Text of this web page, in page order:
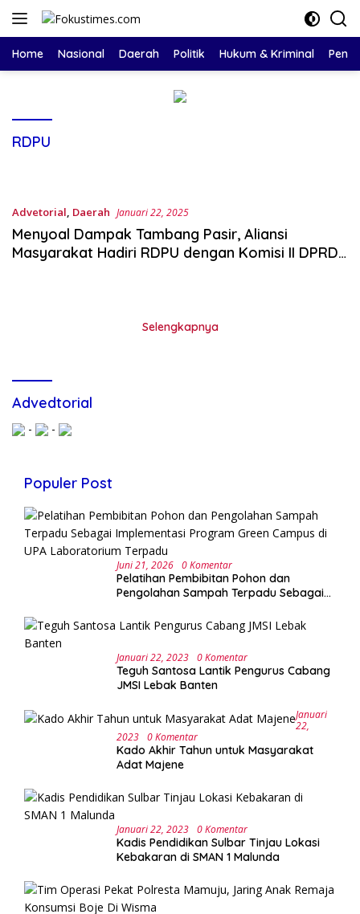
Langsung
Home Nasional Daerah Politik Hukum & Kriminal
RDPU
Advetorial, Daerah Januari 22, 2025
Menyoal Dampak Tambang Pasir, Aliansi
Masyarakat Hadiri RDPU dengan Komisi II DPRD
Selengkapnya
Advedtorial
- -
Populer Post
Juni 21, 2026 0 Komentar
Pelatihan Pembibitan Pohon dan
Pengolahan Sampah Terpadu Sebagai
UPA Laboratorium Terpadu
Januari 22, 2023 0 Komentar
Teguh Santosa Lantik Pengurus Cabang
JMSI Lebak Banten
Januari
22,
2023 0 Komentar
Kado Akhir Tahun untuk Masyarakat
Adat Majene
Januari 22, 2023 0 Komentar
Kadis Pendidikan Sulbar Tinjau Lokasi
Kebakaran di SMAN 1 Malunda